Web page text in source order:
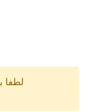
لطفا